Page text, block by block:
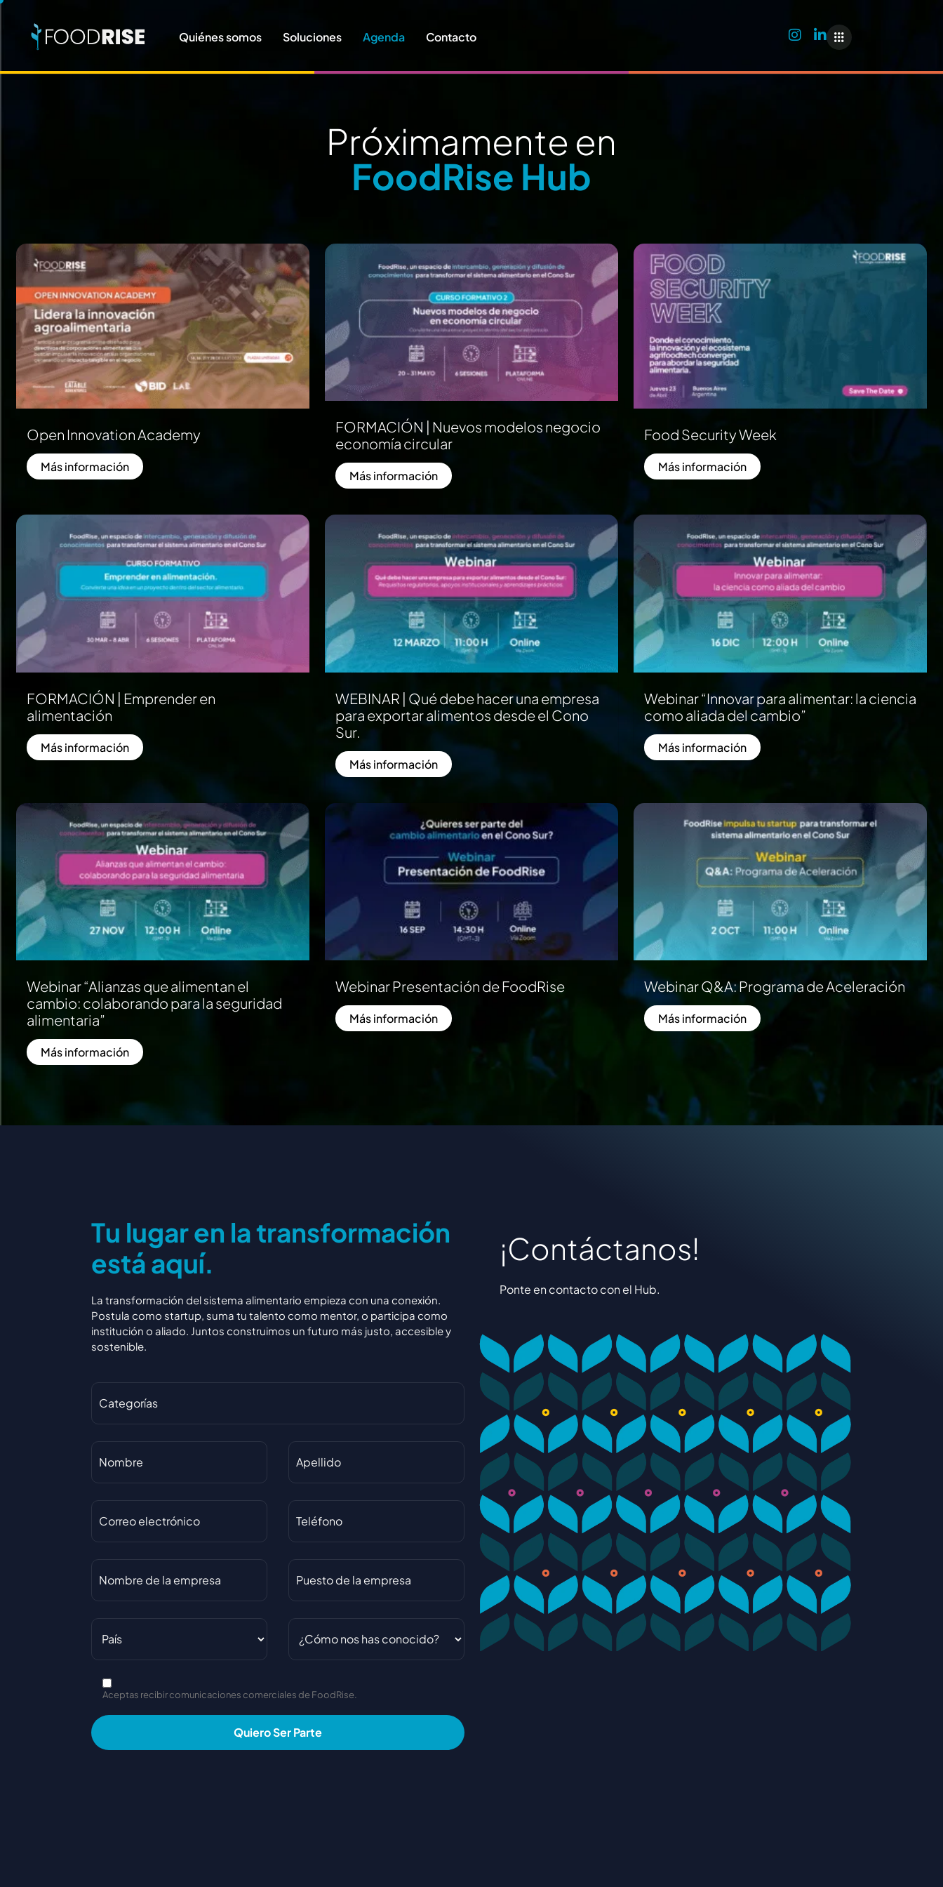
Quiénes somos Soluciones Agenda Contacto
Próximamente en
FoodRise Hub
Open Innovation Academy
Más información
FORMACIÓN | Nuevos modelos negocio
economía circular
Más información
Food Security Week
Más información
FORMACIÓN | Emprender en
alimentación
Más información
WEBINAR | Qué debe hacer una empresa
para exportar alimentos desde el Cono
Sur.
Más información
Webinar “Innovar para alimentar: la ciencia
como aliada del cambio”
Más información
Webinar “Alianzas que alimentan el
cambio: colaborando para la seguridad
alimentaria”
Más información
Webinar Presentación de FoodRise
Más información
Webinar Q&A: Programa de Aceleración
Más información
Tu lugaren latransformación
estáaquí.
La transformación del sistema alimentario empieza con una conexión.
Postula como startup, suma tu talento como mentor, o participa como
institución o aliado. Juntos construimos un futuro más justo, accesible y
sostenible.
Aceptas recibir comunicaciones comerciales de FoodRise.
¡Contáctanos!
Ponte en contacto con el Hub.